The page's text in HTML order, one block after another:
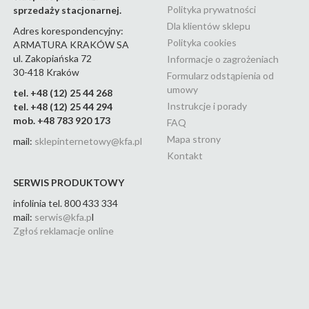
malaga black
malaga brushed gold
malaga brushed rose gold
(22)
malaga gun metal grey
(22)
malaga white
medico new (5)
mokait black
mokait chrom
sprzedaży stacjonarnej.
Adres korespondencyjny:
ARMATURA KRAKÓW SA
ul. Zakopiańska 72
30-418 Kraków
tel. +48 (12) 25 44 268
tel. +48 (12) 25 44 294
mob. +48 783 920 173
mail: sklepinternetowy@kfa.pl
SERWIS PRODUKTOWY
infolinia tel. 800 433 334
mail: serwis@kfa.pl
Zgłoś reklamacje online
Polityka prywatności
Dla klientów sklepu
Polityka cookies
Informacje o zagrożeniach
Formularz odstąpienia od
umowy
Instrukcje i porady
FAQ
Mapa strony
Kontakt